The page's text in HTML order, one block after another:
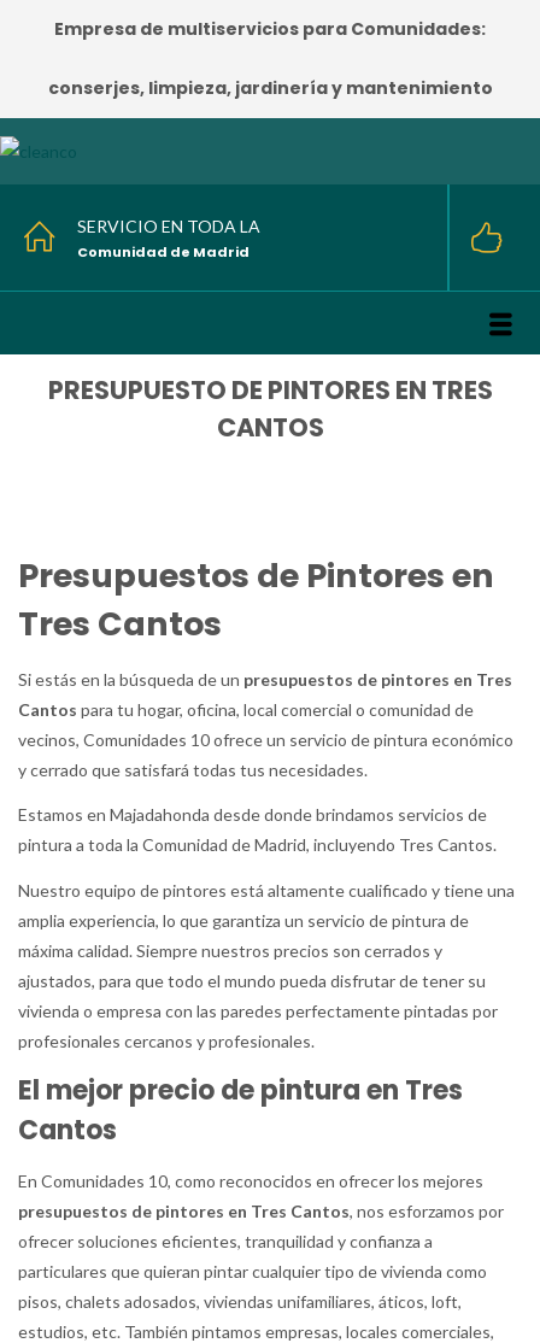
Empresa de multiservicios para Comunidades:
conserjes, limpieza, jardinería y mantenimiento
SERVICIO EN TODA LA
Comunidad de Madrid
PRESUPUESTO DE PINTORES EN TRES
CANTOS
Presupuestos de Pintores en
Tres Cantos
Si estás en la búsqueda de un presupuestos de pintores en Tres
Cantos para tu hogar, oficina, local comercial o comunidad de
vecinos, Comunidades 10 ofrece un servicio de pintura económico
y cerrado que satisfará todas tus necesidades.
Estamos en Majadahonda desde donde brindamos servicios de
pintura a toda la Comunidad de Madrid, incluyendo Tres Cantos.
Nuestro equipo de pintores está altamente cualificado y tiene una
amplia experiencia, lo que garantiza un servicio de pintura de
máxima calidad. Siempre nuestros precios son cerrados y
ajustados, para que todo el mundo pueda disfrutar de tener su
vivienda o empresa con las paredes perfectamente pintadas por
profesionales cercanos y profesionales.
El mejor precio de pintura en Tres
Cantos
En Comunidades 10, como reconocidos en ofrecer los mejores
presupuestos de pintores en Tres Cantos, nos esforzamos por
ofrecer soluciones eficientes, tranquilidad y confianza a
particulares que quieran pintar cualquier tipo de vivienda como
pisos, chalets adosados, viviendas unifamiliares, áticos, loft,
estudios, etc. También pintamos empresas, locales comerciales,